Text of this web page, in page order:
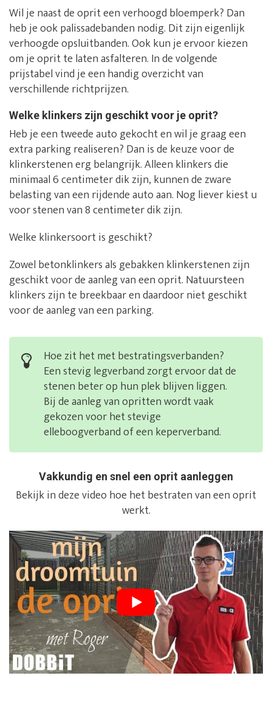
Wil je naast de oprit een verhoogd bloemperk? Dan
heb je ook palissadebanden nodig. Dit zijn eigenlijk
verhoogde opsluitbanden. Ook kun je ervoor kiezen
om je oprit te laten asfalteren. In de volgende
prijstabel vind je een handig overzicht van
verschillende richtprijzen.
Welke klinkers zijn geschikt voor je oprit?
Heb je een tweede auto gekocht en wil je graag een
extra parking realiseren? Dan is de keuze voor de
klinkerstenen erg belangrijk. Alleen klinkers die
minimaal 6 centimeter dik zijn, kunnen de zware
belasting van een rijdende auto aan. Nog liever kiest u
voor stenen van 8 centimeter dik zijn.
Welke klinkersoort is geschikt?
Zowel betonklinkers als gebakken klinkerstenen zijn
geschikt voor de aanleg van een oprit. Natuursteen
klinkers zijn te breekbaar en daardoor niet geschikt
voor de aanleg van een parking.
Hoe zit het met bestratingsverbanden?
Een stevig legverband zorgt ervoor dat de
stenen beter op hun plek blijven liggen.
Bij de aanleg van opritten wordt vaak
gekozen voor het stevige
elleboogverband of een keperverband.
Vakkundig en snel een oprit aanleggen
Bekijk in deze video hoe het bestraten van een oprit
werkt.